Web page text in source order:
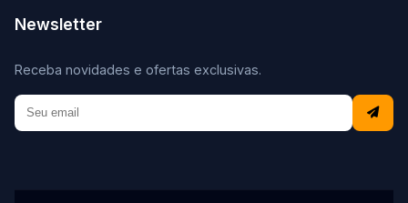
Newsletter
Receba novidades e ofertas exclusivas.